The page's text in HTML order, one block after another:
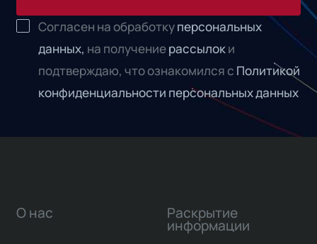
Согласен на обработкуперсональных
данных, на получениерассылоки
подтверждаю, что ознакомился с Политикой
конфиденциальности персональных данных
О нас Раскрытие
информации